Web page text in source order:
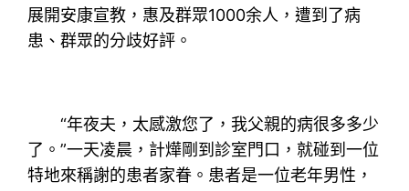
展開安康宣教，惠及群眾1000余人，遭到了病
患、群眾的分歧好評。
“年夜夫，太感激您了，我父親的病很多多少
了。”一天凌晨，計燁剛到診室門口，就碰到一位
特地來稱謝的患者家眷。患者是一位老年男性，